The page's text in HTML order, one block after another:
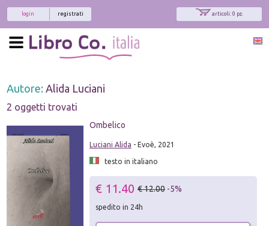
articoli: 0 pz.
registrati
login
Autore: Alida Luciani
2 oggetti trovati
Ombelico
Luciani Alida - Evoè, 2021
testo in italiano
€ 11.40 € 12.00 -5%
spedito in 24h